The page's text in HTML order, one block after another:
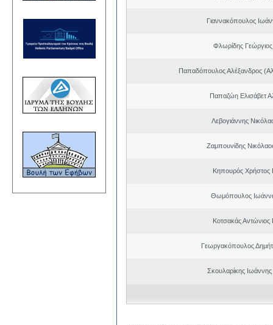
Γιαννακόπουλος
Φλωρίδης Γεώργιος
Παπαδόπουλος Αλέξανδρος
Παπαζώη Ελισάβετ
Λεβογιάννης
Ζαμπουνίδης
Κηπουρός Χρήστος
Θωμόπουλος
Κοτσακάς Αντώνιος
Γεωργακόπουλος
Σκουλαρίκης